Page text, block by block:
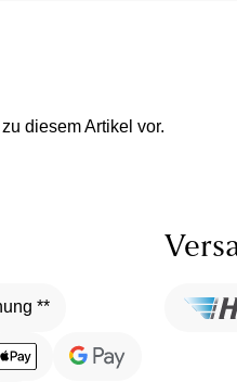
diesem Artikel vor.
**